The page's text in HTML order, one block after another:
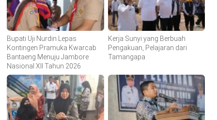
Bupati Uji Nurdin Lepas
Kontingen Pramuka Kwarcab
Bantaeng Menuju Jambore
Nasional XII Tahun 2026
Kerja Sunyi yang Berbuah
Pengakuan, Pelajaran dari
Tamangapa